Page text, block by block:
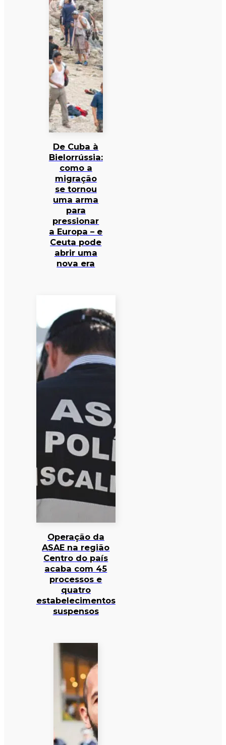
De Cuba à
Bielorrússia:
como a
migração
se tornou
uma arma
para
pressionar
a Europa – e
Ceuta pode
abrir uma
nova era
Operação da
ASAE na região
Centro do país
acaba com 45
processos e
quatro
estabelecimentos
suspensos